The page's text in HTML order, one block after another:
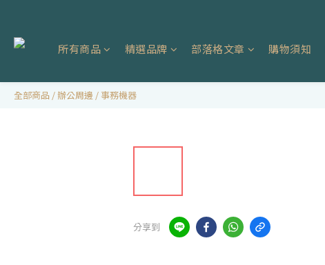
所有商品 精選品牌 部落格文章 購物須知
全部商品 /辦公周邊 / 事務機器
分享到